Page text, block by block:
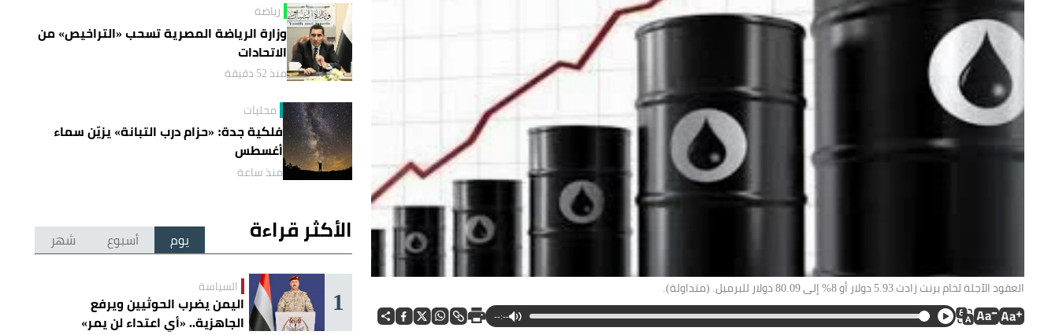
العقود الآجلة لخام برنت زادت 5.93 دولار أو 8% إلى 80.09 دولار للبرميل. (متداولة).
--:--
رياضة
وزارة الرياضة المصرية تسحب «التراخيص» من
الاتحادات
منذ 52 دقيقة
محليات
فلكية جدة: «حزام درب التبانة» يزيّن سماء
أغسطس
منذ ساعة
الأكثر قراءة يوم أسبوع شهر
1 السياسة
اليمن يضرب الحوثيين ويرفع
الجاهزية.. «أي اعتداء لن يمر»